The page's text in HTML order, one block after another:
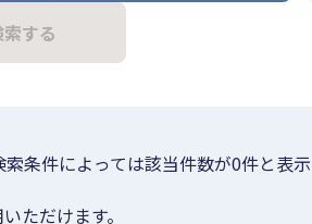
する
条件によっては該当件数が0件と表
ただけます。